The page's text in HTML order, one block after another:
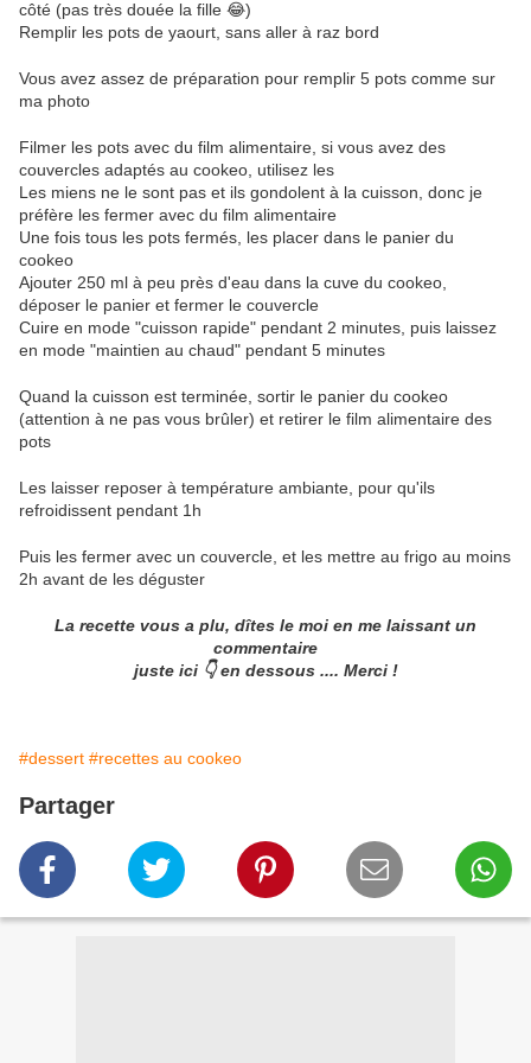
côté (pas très douée la fille 😂)
Remplir les pots de yaourt, sans aller à raz bord
Vous avez assez de préparation pour remplir 5 pots comme sur
ma photo
Filmer les pots avec du film alimentaire, si vous avez des
couvercles adaptés au cookeo, utilisez les
Les miens ne le sont pas et ils gondolent à la cuisson, donc je
préfère les fermer avec du film alimentaire
Une fois tous les pots fermés, les placer dans le panier du
cookeo
Ajouter 250 ml à peu près d'eau dans la cuve du cookeo,
déposer le panier et fermer le couvercle
Cuire en mode "cuisson rapide" pendant 2 minutes, puis laissez
en mode "maintien au chaud" pendant 5 minutes
Quand la cuisson est terminée, sortir le panier du cookeo
(attention à ne pas vous brûler) et retirer le film alimentaire des
pots
Les laisser reposer à température ambiante, pour qu'ils
refroidissent pendant 1h
Puis les fermer avec un couvercle, et les mettre au frigo au moins
2h avant de les déguster
La recette vous a plu, dîtes le moi en me laissant un
commentaire
juste ici 👇 en dessous .... Merci !
#dessert #recettes au cookeo
Partager